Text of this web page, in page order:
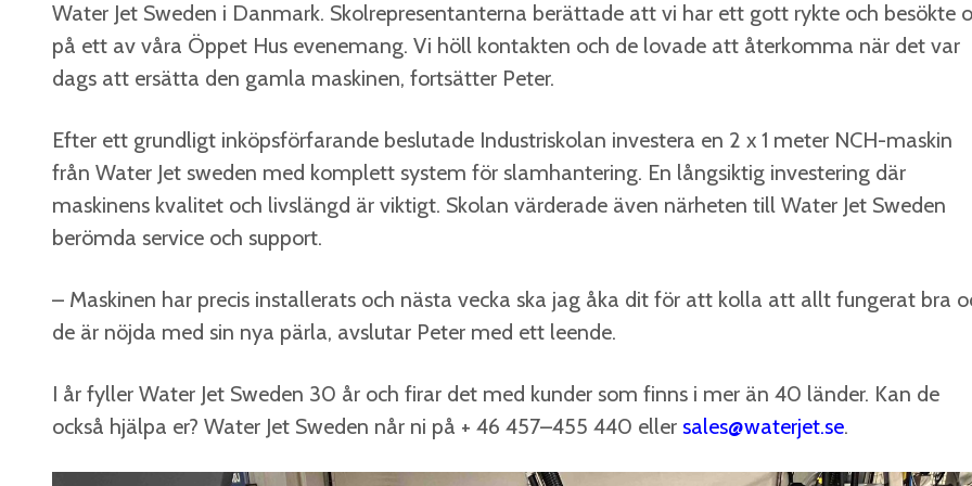
Water Jet Sweden i Danmark. Skolrepresentanterna berättade att vi har ett gott rykte och besökte
på ett av våra Öppet Hus evenemang. Vi höll kontakten och de lovade att återkomma när det var
dags att ersätta den gamla maskinen, fortsätter Peter.
Efter ett grundligt inköpsförfarande beslutade Industriskolan investera en 2 x 1 meter NCH-maskin
från Water Jet sweden med komplett system för slamhantering. En långsiktig investering där
maskinens kvalitet och livslängd är viktigt. Skolan värderade även närheten till Water Jet Sweden
berömda service och support.
– Maskinen har precis installerats och nästa vecka ska jag åka dit för att kolla att allt fungerat bra
de är nöjda med sin nya pärla, avslutar Peter med ett leende.
I år fyller Water Jet Sweden 30 år och firar det med kunder som finns i mer än 40 länder. Kan de
också hjälpa er? Water Jet Sweden når ni på + 46 457–455 440 eller sales@waterjet.se.